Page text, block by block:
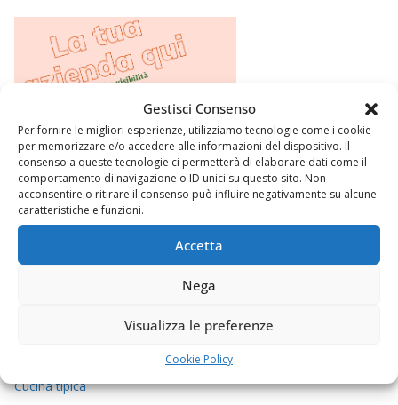
Gestisci Consenso
Per fornire le migliori esperienze, utilizziamo tecnologie come i cookie
per memorizzare e/o accedere alle informazioni del dispositivo. Il
consenso a queste tecnologie ci permetterà di elaborare dati come il
comportamento di navigazione o ID unici su questo sito. Non
acconsentire o ritirare il consenso può influire negativamente su alcune
caratteristiche e funzioni.
Accetta
Nega
Visualizza le preferenze
Cookie Policy
Cucina tipica